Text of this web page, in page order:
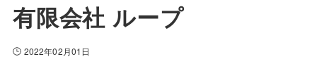
有限会社 ループ
2022年02月01日